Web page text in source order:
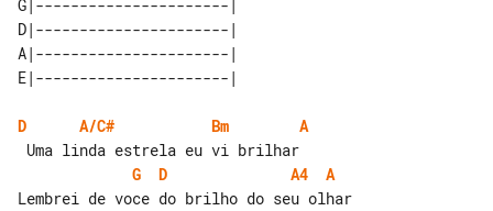
G|----------------------|
D|----------------------|
A|----------------------|
D A/C# Bm
A
G
D A4
A